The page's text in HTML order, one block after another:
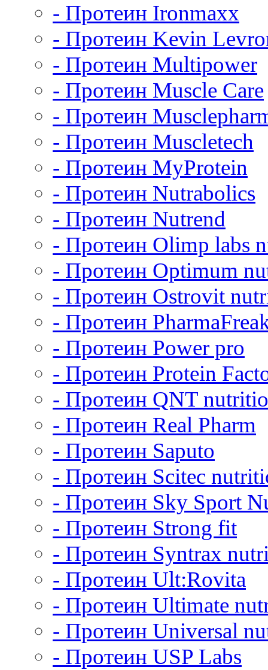
- Протеин Ironmaxx
- Протеин Kevin
- Протеин Multipower
- Протеин Muscle Care
- Протеин
- Протеин Muscletech
- Протеин MyProtein
- Протеин Nutrabolics
- Протеин Nutrend
- Протеин Olimp labs
- Протеин Optimum
- Протеин Ostrovit
- Протеин
- Протеин Power pro
- Протеин Protein
- Протеин QNT
- Протеин Real Pharm
- Протеин Saputo
- Протеин Scitec
- Протеин Sky Sport
- Протеин Strong fit
- Протеин Syntrax
- Протеин Ult:Rovita
- Протеин Ultimate
- Протеин Universal
- Протеин USP Labs